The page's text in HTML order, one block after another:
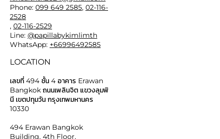
Phone: 099 649 2585, 02-116-
2528
, 02-116-2529
Line: @papillabykimlimth
WhatsApp: +66996492585
LOCATION
เลขที่ 494 ชั้น 4 อาคาร Erawan
Bangkok ถนนเพลินจิต แขวงลุมพิ
นี เขตปทุมวัน กรุงเทพมหานคร
10330
494 Erawan Bangkok
Building, 4th Floor,